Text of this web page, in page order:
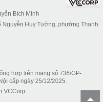
Bích Minh
Nguyễn Huy Tưởng, phường Thanh
hợp trên mạng số 736/GP-
cấp ngày 25/12/2025.
VCCorp